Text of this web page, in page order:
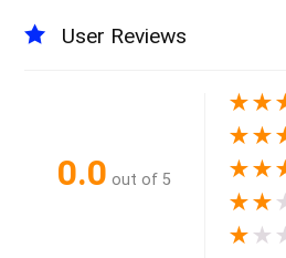
User Reviews
0.0 out of 5
★★
★★
★★
★★
★ ★